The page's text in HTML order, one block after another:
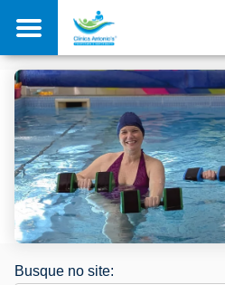
Busque no site: